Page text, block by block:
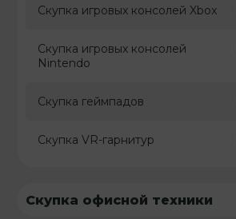
Скупка игровых консолей Xbox
Скупка игровых консолей
Nintendo
Скупка геймпадов
Скупка VR-гарнитур
Скупка офисной техники